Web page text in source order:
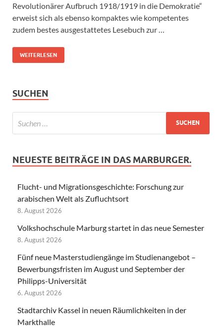
Revolutionärer Aufbruch 1918/1919 in die Demokratie“
erweist sich als ebenso kompaktes wie kompetentes
zudem bestes ausgestattetes Lesebuch zur …
WEITERLESEN
SUCHEN
NEUESTE BEITRÄGE IN DAS MARBURGER.
Flucht- und Migrationsgeschichte: Forschung zur
arabischen Welt als Zufluchtsort
8. August 2026
Volkshochschule Marburg startet in das neue Semester
8. August 2026
Fünf neue Masterstudiengänge im Studienangebot –
Bewerbungsfristen im August und September der
Philipps-Universität
6. August 2026
Stadtarchiv Kassel in neuen Räumlichkeiten in der
Markthalle